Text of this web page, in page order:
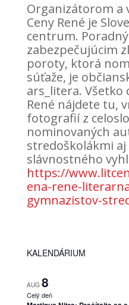
Organizátorom a
Ceny René je
centrum.
zabezpečujúcim
poroty, ktorá
súťaže, je
ars_litera.
René nájdete tu,
fotografií z
nominovaných
stredoškolákmi
slávnostného
https://
ena-rene-
gymnazistov-
KALENDÁRIUM
AUG 8
Celý deň